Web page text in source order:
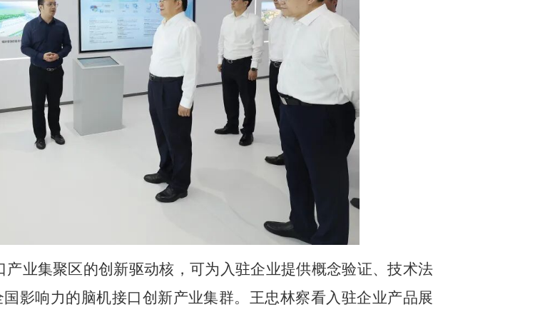
业集聚区的创新驱动核，可为入驻企业提供概念验证、技术法
影响力的脑机接口创新产业集群。王忠林察看入驻企业产品展